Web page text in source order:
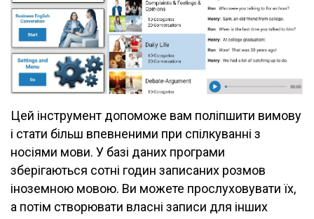
Цей інструмент допоможе вам поліпшити вимову
і стати більш впевненими при спілкуванні з
носіями мови. У базі даних програми
зберігаються сотні годин записаних розмов
іноземною мовою. Ви можете прослуховувати їх,
а потім створювати власні записи для інших